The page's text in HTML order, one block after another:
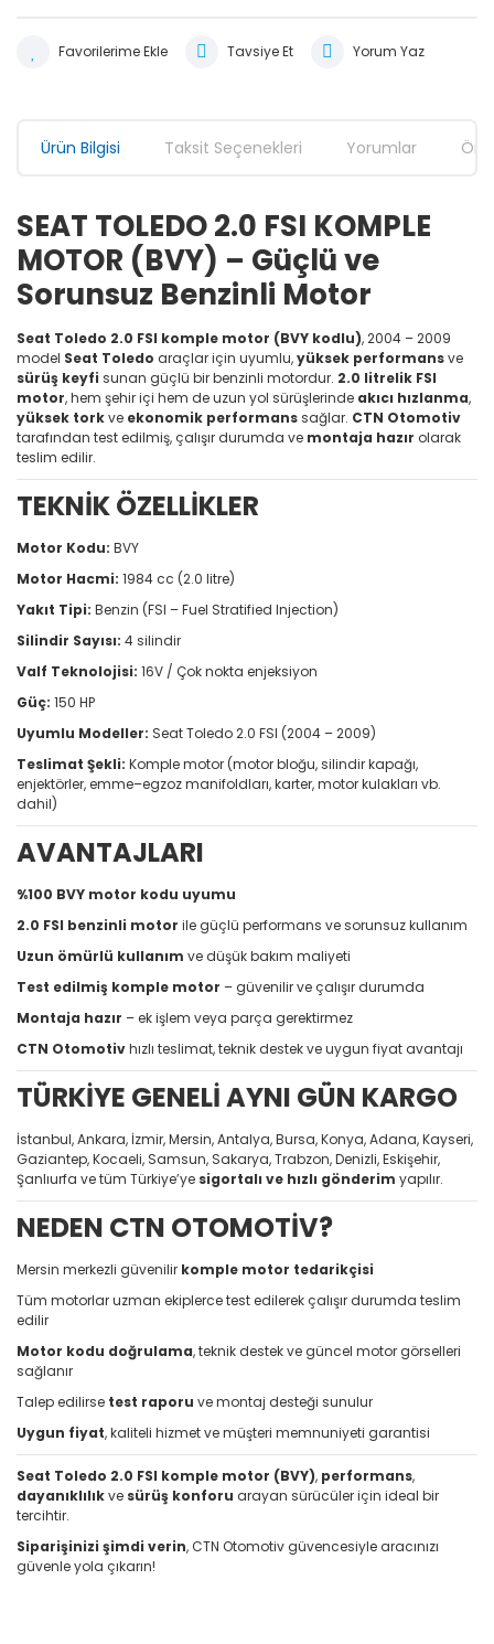
Tavsiye Et Yorum Yaz
Ürün Bilgisi Taksit Seçenekleri Yorumlar
SEAT TOLEDO 2.0 FSI KOMPLE
MOTOR (BVY) – Güçlü ve
Sorunsuz Benzinli Motor
Seat Toledo 2.0 FSI komple motor (BVY kodlu), 2004 – 2009
model Seat Toledo araçlar için uyumlu,yüksek performansve
sürüş keyfi sunan güçlü bir benzinli motordur. 2.0 litrelik FSI
motor, hem şehir içi hem de uzun yol sürüşlerinde akıcı hızlanma,
yüksek torkve ekonomik performanssağlar. CTN Otomotiv
tarafından test edilmiş, çalışır durumda ve montaja hazır olarak
teslim edilir.
TEKNİK ÖZELLİKLER
Motor Kodu: BVY
Motor Hacmi: 1984 cc (2.0 litre)
Yakıt Tipi: Benzin (FSI – Fuel Stratified Injection)
Silindir Sayısı: 4 silindir
Valf Teknolojisi: 16V / Çok nokta enjeksiyon
Güç: 150 HP
Uyumlu Modeller: Seat Toledo 2.0 FSI (2004 – 2009)
Teslimat Şekli: Komple motor (motor bloğu, silindir kapağı,
enjektörler, emme–egzoz manifoldları, karter, motor kulakları vb.
dahil)
AVANTAJLARI
%100 BVY motor kodu uyumu
2.0 FSI benzinli motor ile güçlü performans ve sorunsuz kullanım
Uzun ömürlü kullanım ve düşük bakım maliyeti
Test edilmiş komple motor – güvenilir ve çalışır durumda
Montaja hazır – ek işlem veya parça gerektirmez
CTN Otomotivhızlı teslimat, teknik destek ve uygun fiyat avantajı
TÜRKİYE GENELİ AYNI GÜN KARGO
İstanbul, Ankara, İzmir, Mersin, Antalya, Bursa, Konya, Adana, Kayseri,
Gaziantep, Kocaeli, Samsun, Sakarya, Trabzon, Denizli, Eskişehir,
Şanlıurfa ve tüm Türkiye’ye sigortalı ve hızlı gönderim yapılır.
NEDEN CTN OTOMOTİV?
Mersin merkezli güvenilir komple motor tedarikçisi
Tüm motorlar uzman ekiplerce test edilerek çalışır durumda teslim
edilir
Motor kodu doğrulama, teknik destek ve güncel motor görselleri
sağlanır
Talep edilirse test raporu ve montaj desteği sunulur
Uygun fiyat, kaliteli hizmet ve müşteri memnuniyeti garantisi
Seat Toledo 2.0 FSI komple motor (BVY), performans,
dayanıklılıkve sürüş konforu arayan sürücüler için ideal bir
tercihtir.
Siparişinizi şimdi verin, CTN Otomotiv güvencesiyle aracınızı
güvenle yola çıkarın!